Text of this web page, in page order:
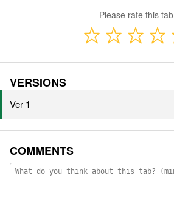
Please rate this tab
VERSIONS
Ver 1
COMMENTS